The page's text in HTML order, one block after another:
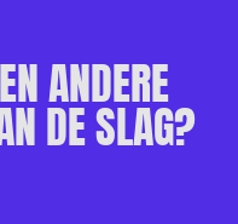
ANDERE
DE SLAG?